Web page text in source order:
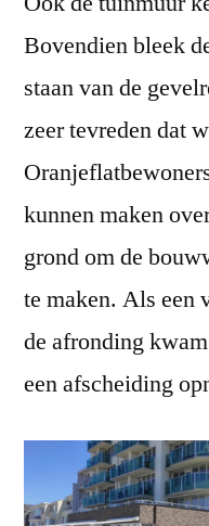
Bovendien bleek
staan van de
zeer tevreden dat
kunnen maken
grond om de
te maken. Als een
de afronding
een afscheiding